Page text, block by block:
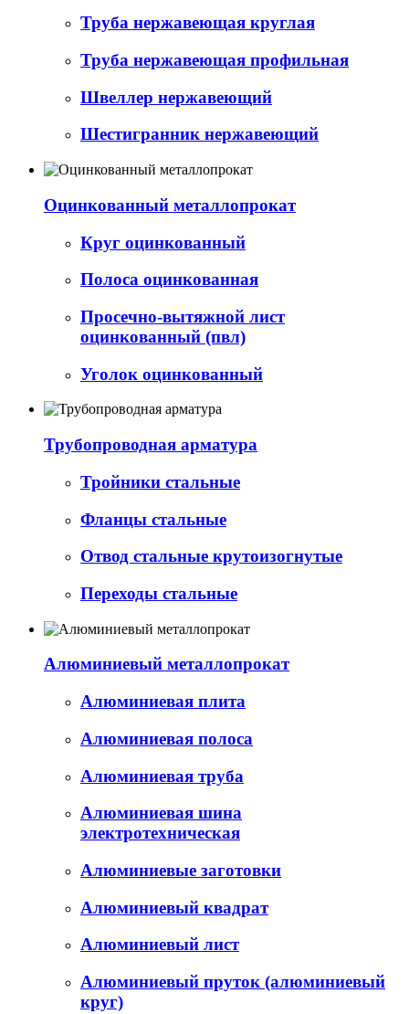
Труба нержавеющая круглая
Труба нержавеющая профильная
Швеллер нержавеющий
Шестигранник нержавеющий
Оцинкованный металлопрокат
Круг оцинкованный
Полоса оцинкованная
Просечно-вытяжной лист
оцинкованный (пвл)
Уголок оцинкованный
Трубопроводная арматура
Тройники стальные
Фланцы стальные
Отвод стальные крутоизогнутые
Переходы стальные
Алюминиевый металлопрокат
Алюминиевая плита
Алюминиевая полоса
Алюминиевая труба
Алюминиевая шина
электротехническая
Алюминиевые заготовки
Алюминиевый квадрат
Алюминиевый лист
Алюминиевый пруток (алюминиевый
круг)